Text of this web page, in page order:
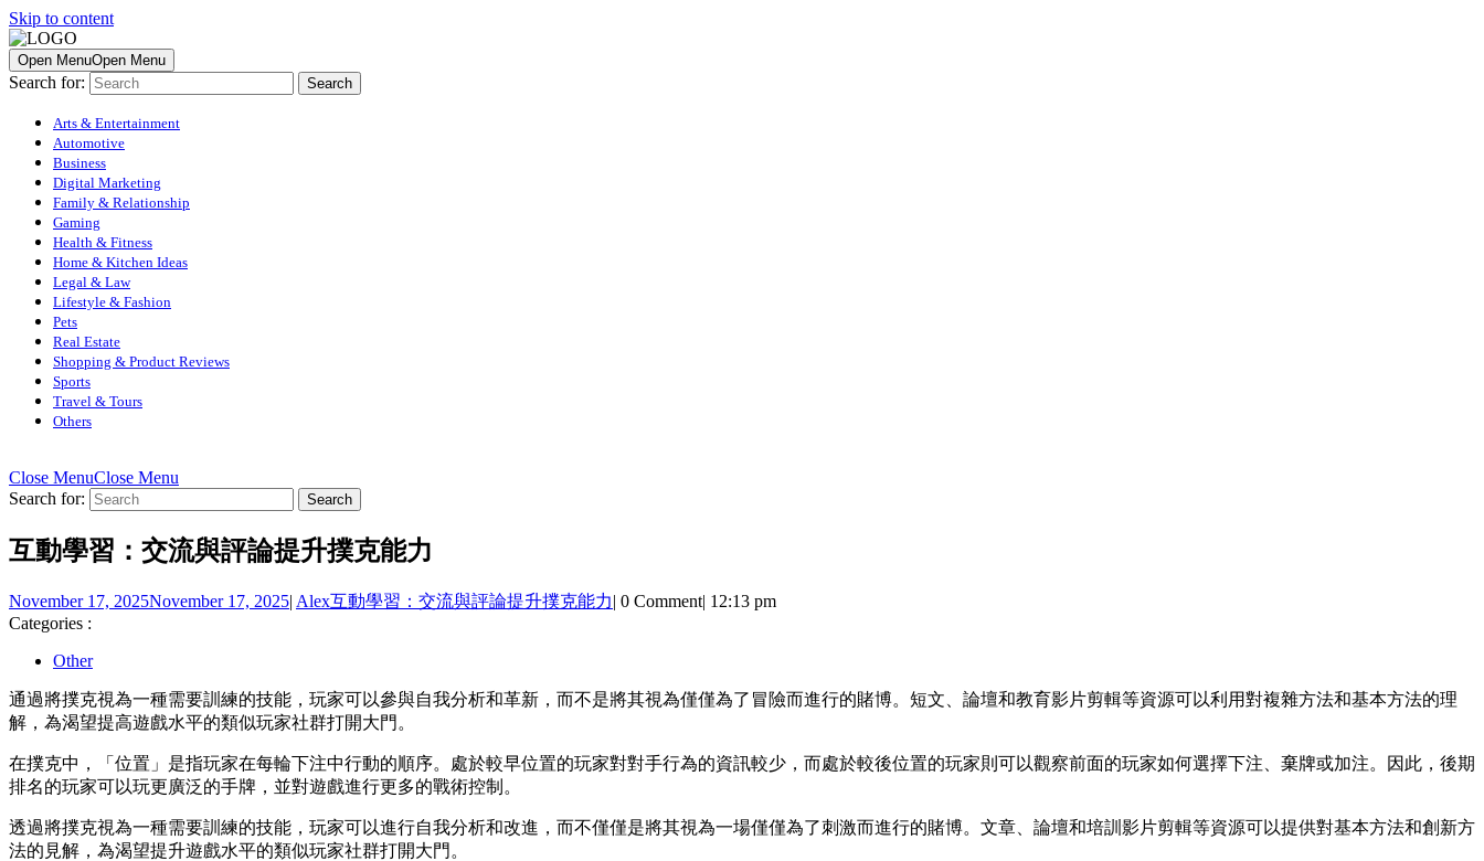
Skip to content
Open MenuOpen Menu
Search for:
Arts & Entertainment
Automotive
Business
Digital Marketing
Family & Relationship
Gaming
Health & Fitness
Home & Kitchen Ideas
Legal & Law
Lifestyle & Fashion
Pets
Real Estate
Shopping & Product Reviews
Sports
Travel & Tours
Others
Close MenuClose Menu
Search for:
互動學習：交流與評論提升撲克能力
November 17, 2025November 17, 2025| Alex互動學習：交流與評論提升撲克能力| 0 Comment| 12:13 pm
Categories :
Other
通過將撲克視為一種需要訓練的技能，玩家可以參與自我分析和革新，而不是將其視為僅僅為了冒險而進行的賭博。短文、論壇和教育影片剪輯等資源可以利用對複雜方法和基本方法的理
解，為渴望提高遊戲水平的類似玩家社群打開大門。
在撲克中，「位置」是指玩家在每輪下注中行動的順序。處於較早位置的玩家對對手行為的資訊較少，而處於較後位置的玩家則可以觀察前面的玩家如何選擇下注、棄牌或加注。因此，後期
排名的玩家可以玩更廣泛的手牌，並對遊戲進行更多的戰術控制。
透過將撲克視為一種需要訓練的技能，玩家可以進行自我分析和改進，而不僅僅是將其視為一場僅僅為了刺激而進行的賭博。文章、論壇和培訓影片剪輯等資源可以提供對基本方法和創新方
法的見解，為渴望提升遊戲水平的類似玩家社群打開大門。